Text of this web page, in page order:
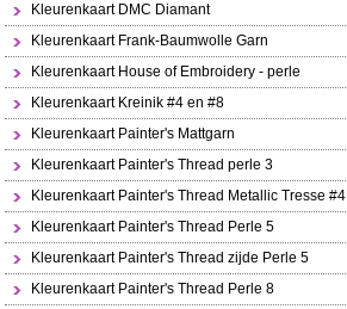
Kleurenkaart DMC Diamant
Kleurenkaart Frank-Baumwolle Garn
Kleurenkaart House of Embroidery - perle
Kleurenkaart Kreinik #4 en #8
Kleurenkaart Painter's Mattgarn
Kleurenkaart Painter's Thread perle 3
Kleurenkaart Painter's Thread Metallic Tresse #4
Kleurenkaart Painter's Thread Perle 5
Kleurenkaart Painter's Thread zijde Perle 5
Kleurenkaart Painter's Thread Perle 8